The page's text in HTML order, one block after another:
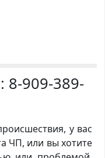
8-909-389-
у вас
ЧП, или вы хотите